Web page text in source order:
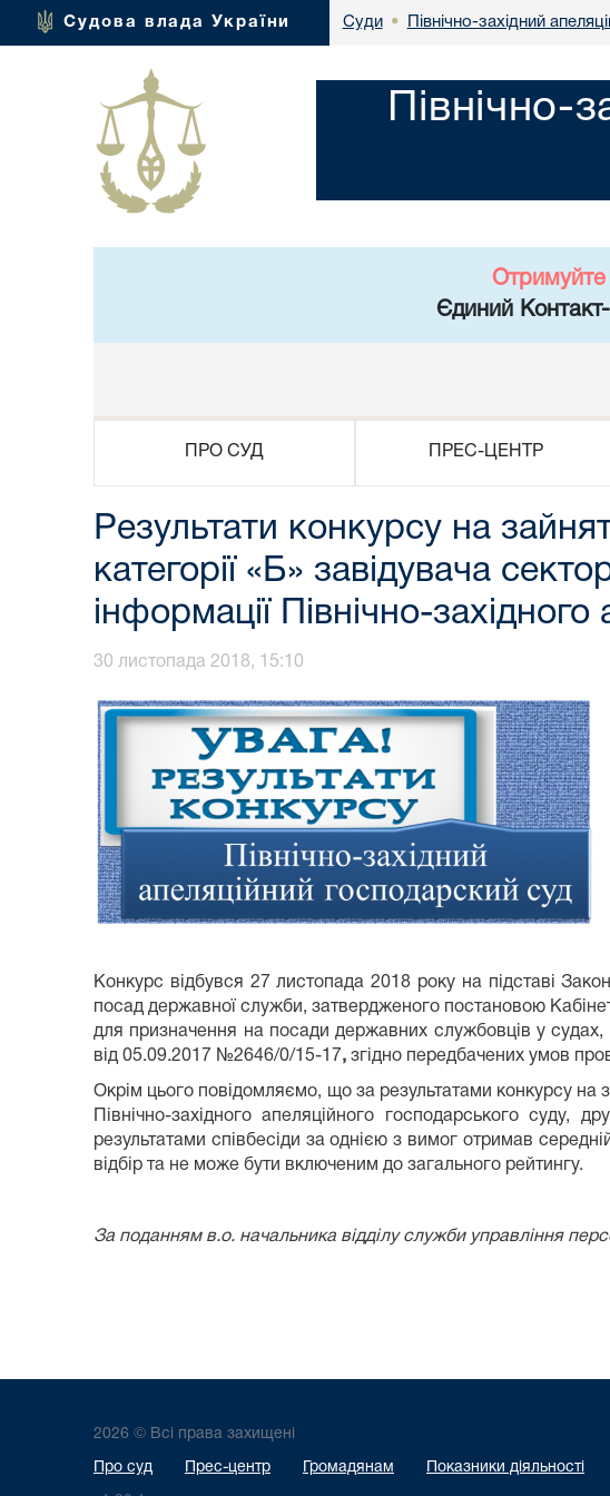
Судова влада України Суди • Північно-західний
Північно-
Отримуйте
Єдиний
ПРО СУД ПРЕС-ЦЕНТР
Результати конкурсу на
категорії «Б» завідувача
інформації Північно-
30 листопада 2018, 15:10
Конкурс відбувся 27 листопада 2018 року на підставі
посад державної служби, затвердженого постановою
для призначення на посади державних службовців у
від 05.09.2017 №2646/0/15-17, згідно передбачених умов
Окрім цього повідомляємо, що за результатами конкурсу на
Північно-західного апеляційного господарського суду,
результатами співбесіди за однією з вимог отримав
відбір та не може бути включеним до загального рейтингу.
За поданням в.о. начальника відділу служби управління
2026 © Всі права захищені
Про суд Прес-центр Громадянам Показники діяльності